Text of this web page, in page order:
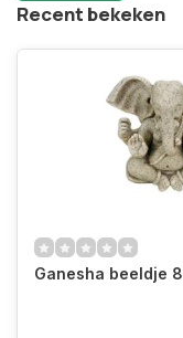
Recent bekeken
Ganesha beeldje